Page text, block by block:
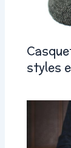
styles